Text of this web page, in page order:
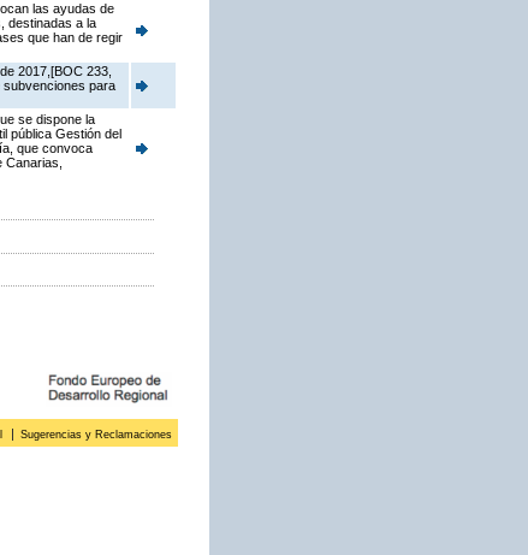
las ayudas de
destinadas a la
que han de regir
2017,[BOC 233,
subvenciones para
se dispone la
pública Gestión del
que convoca
Sugerencias y Reclamaciones